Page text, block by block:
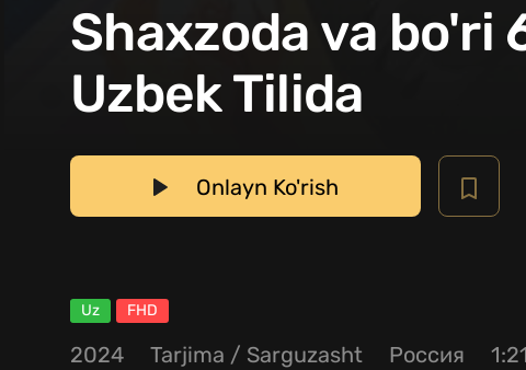
Shaxzoda va bo'ri
Uzbek Tilida
Onlayn Ko'rish
Uz FHD
2024 Tarjima / Sarguzasht Россия